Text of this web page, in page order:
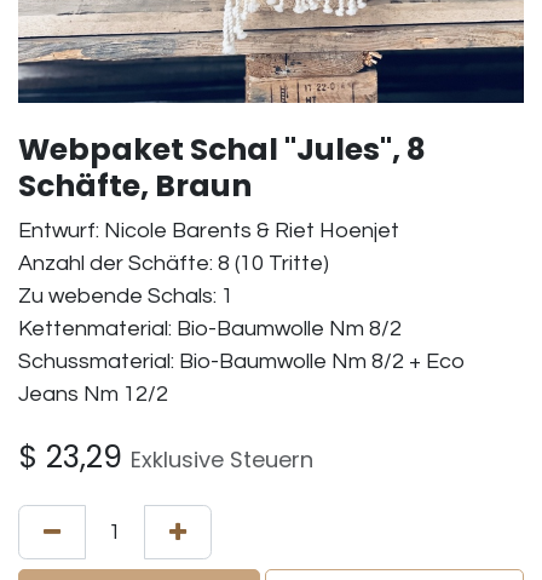
Webpaket Schal "Jules", 8
Schäfte, Braun
Entwurf: Nicole Barents & Riet Hoenjet
Anzahl der Schäfte: 8 (10 Tritte)
Zu webende Schals: 1
Kettenmaterial: Bio-Baumwolle Nm 8/2
Schussmaterial: Bio-Baumwolle Nm 8/2 + Eco
Jeans Nm 12/2
$ 23,29 Exklusive Steuern